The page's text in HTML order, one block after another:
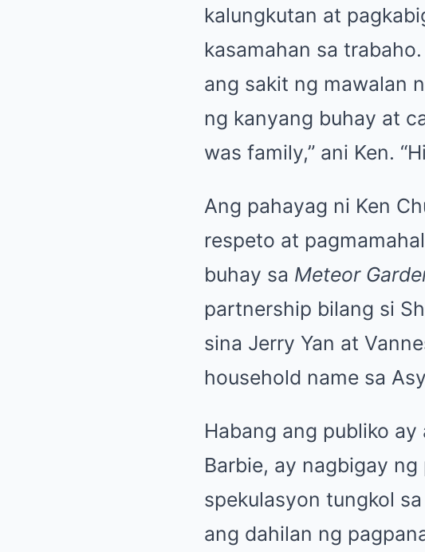
kalungkutan at
kasamahan sa
ang sakit ng mawalan
ng kanyang buhay at
was family,” ani Ken.
Ang pahayag ni Ken
respeto at
buhay sa Meteor
partnership bilang si
sina Jerry Yan at
household name sa
Habang ang publiko
Barbie, ay nagbigay
spekulasyon tungkol
ang dahilan ng